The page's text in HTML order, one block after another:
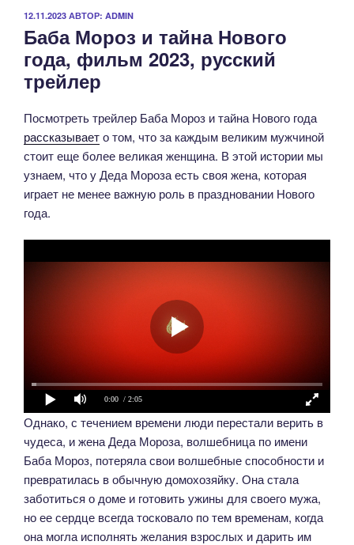
ОПУБЛИКОВАНО
12.11.2023 АВТОР: ADMIN
Баба Мороз и тайна Нового
года, фильм 2023, русский
трейлер
Посмотреть трейлер Баба Мороз и тайна Нового года
рассказываето том, что за каждым великим мужчиной
стоит еще более великая женщина. В этой истории мы
узнаем, что у Деда Мороза есть своя жена, которая
играет не менее важную роль в праздновании Нового
года.
0:00 / 2:05
Однако, с течением времени люди перестали верить в
чудеса, и жена Деда Мороза, волшебница по имени
Баба Мороз, потеряла свои волшебные способности и
превратилась в обычную домохозяйку. Она стала
заботиться о доме и готовить ужины для своего мужа,
но ее сердце всегда тосковало по тем временам, когда
она могла исполнять желания взрослых и дарить им